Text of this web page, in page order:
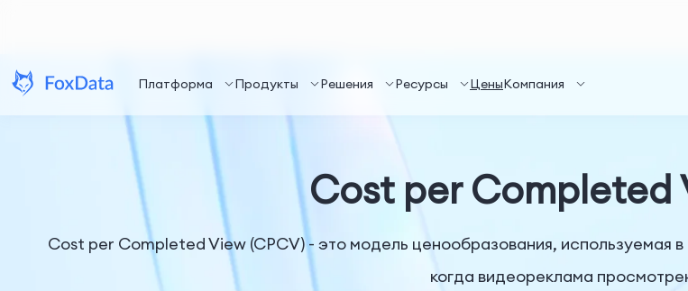
Платформа Продукты Решения Ресурсы ЦеныКомпания
Cost per Completed
Cost per Completed View (CPCV) - это модель ценообразования, используемая
когда видеореклама